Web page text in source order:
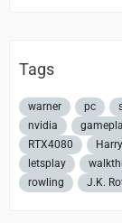
Tags
warner pc
nvidia
RTX4080
letsplay
rowling
J.K.